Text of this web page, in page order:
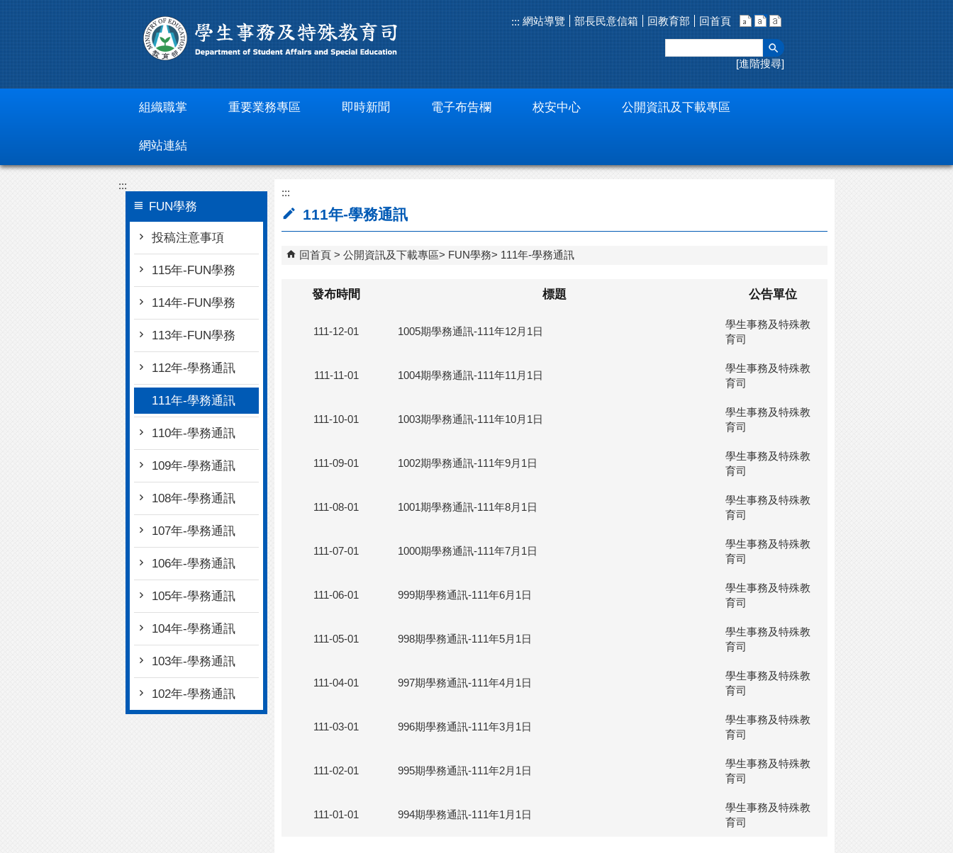
::: 網站導覽 部長民意信箱 回教育部 回首頁
進階搜尋
組織職掌 重要業務專區 即時新聞 電子布告欄 校安中心 公開資訊及下載專區
網站連結
:::
FUN學務
投稿注意事項
115年-FUN學務
114年-FUN學務
113年-FUN學務
112年-學務通訊
111年-學務通訊
110年-學務通訊
109年-學務通訊
108年-學務通訊
107年-學務通訊
106年-學務通訊
105年-學務通訊
104年-學務通訊
103年-學務通訊
102年-學務通訊
:::
111年-學務通訊
回首頁 公開資訊及下載專區 FUN學務 111年-學務通訊
發布時間 標題 公告單位
111-12-01 1005期學務通訊-111年12月1日
學生事務及特殊教
育司
111-11-01 1004期學務通訊-111年11月1日
學生事務及特殊教
育司
111-10-01 1003期學務通訊-111年10月1日
學生事務及特殊教
育司
111-09-01 1002期學務通訊-111年9月1日
學生事務及特殊教
育司
111-08-01 1001期學務通訊-111年8月1日
學生事務及特殊教
育司
111-07-01 1000期學務通訊-111年7月1日
學生事務及特殊教
育司
111-06-01 999期學務通訊-111年6月1日
學生事務及特殊教
育司
111-05-01 998期學務通訊-111年5月1日
學生事務及特殊教
育司
111-04-01 997期學務通訊-111年4月1日
學生事務及特殊教
育司
111-03-01 996期學務通訊-111年3月1日
學生事務及特殊教
育司
111-02-01 995期學務通訊-111年2月1日
學生事務及特殊教
育司
111-01-01 994期學務通訊-111年1月1日
學生事務及特殊教
育司